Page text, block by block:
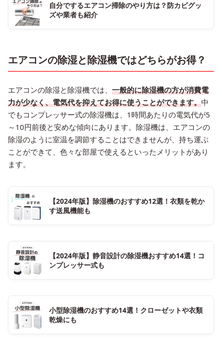
自分でするエアコン掃除のやり方は？防カビグッ
ズや業者も紹介
エアコンの除湿と除湿機ではどちらがお得？
エアコンの除湿と除湿機では、 一般的に除湿機の方が消費電
力が少なく、電気代を抑えてお得に使うことができます。中
でもコンプレッサー式の除湿機は、1時間あたりの電気代が5
～10円前後と安めな傾向にあります。除湿機は、エアコンの
除湿のように室温を調節することはできませんが、持ち運ぶ
ことができて、色々な部屋で使えるといったメリットがあり
ます。
【2024年版】除湿機のおすすめ12選！衣類を乾か
す送風機能も
【2024年版】静音設計の除湿機おすすめ14選！コ
ンプレッサー式も
小型除湿機のおすすめ14選！クローゼットや衣類
乾燥にも